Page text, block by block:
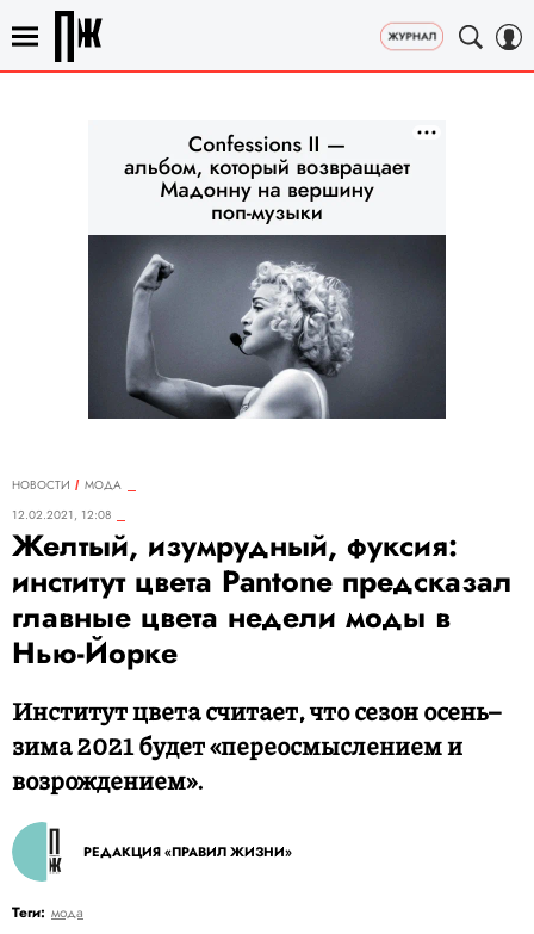
НОВОСТИ
МОДА
12.02.2021, 12:08
Желтый, изумрудный, фуксия:
институт цвета Pantone предсказал
главные цвета недели моды в
Нью-Йорке
Институт цвета считает, что сезон осень–
зима 2021 будет «переосмыслением и
возрождением».
РЕДАКЦИЯ «ПРАВИЛ ЖИЗНИ»
Теги: мода